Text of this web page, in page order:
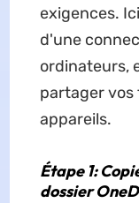
exigences.
d'une
ordinateurs,
partager vos
appareils.
Étape 1:
dossier